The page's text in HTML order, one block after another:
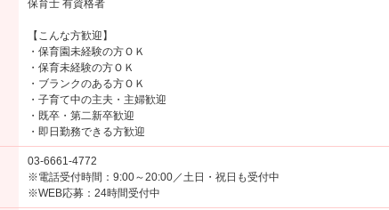
保育士 有資格者
【こんな方歓迎】
・保育園未経験の方ＯＫ
・保育未経験の方ＯＫ
・ブランクのある方ＯＫ
・子育て中の主夫・主婦歓迎
・既卒・第二新卒歓迎
・即日勤務できる方歓迎
03-6661-4772
※電話受付時間：9:00～20:00／土日・祝日も受付中
※WEB応募：24時間受付中